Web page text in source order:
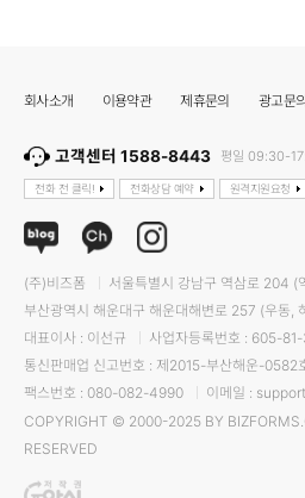
회사소개 이용약관 제휴문의 광고문의
고객센터 1588-8443 평일 09:30-
전화 전 클릭! 전화상담 예약 원격지원요청
(주)비즈폼
서울특별시 강남구 역삼로 204 (
부산광역시 해운대구 해운대해변로 257 (우동,
대표이사 : 이선규
사업자등록번호 : 605-
통신판매업 신고번호 : 제2015-부산해운-0582
팩스번호 : 080-082-4990
이메일 :
COPYRIGHT © 2000-2025 BY
RESERVED